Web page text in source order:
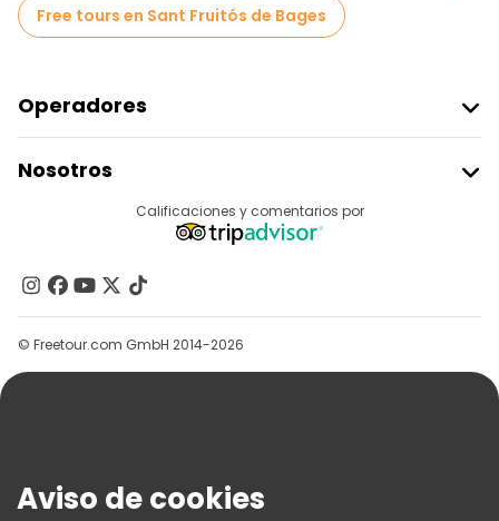
Free tours en Sant Fruitós de Bages
Operadores
Acceder Como Proveedor
Programa De Afiliados
Nosotros
Contacto
Grupos
Ayuda
Términos E Información Legal
Calificaciones y comentarios por
© Freetour.com GmbH 2014-2026
Aviso de cookies